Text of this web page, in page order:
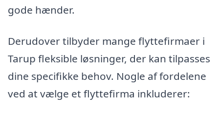
gode hænder.
Derudover tilbyder mange flyttefirmaer i
Tarup fleksible løsninger, der kan tilpasses
dine specifikke behov. Nogle af fordelene
ved at vælge et flyttefirma inkluderer: